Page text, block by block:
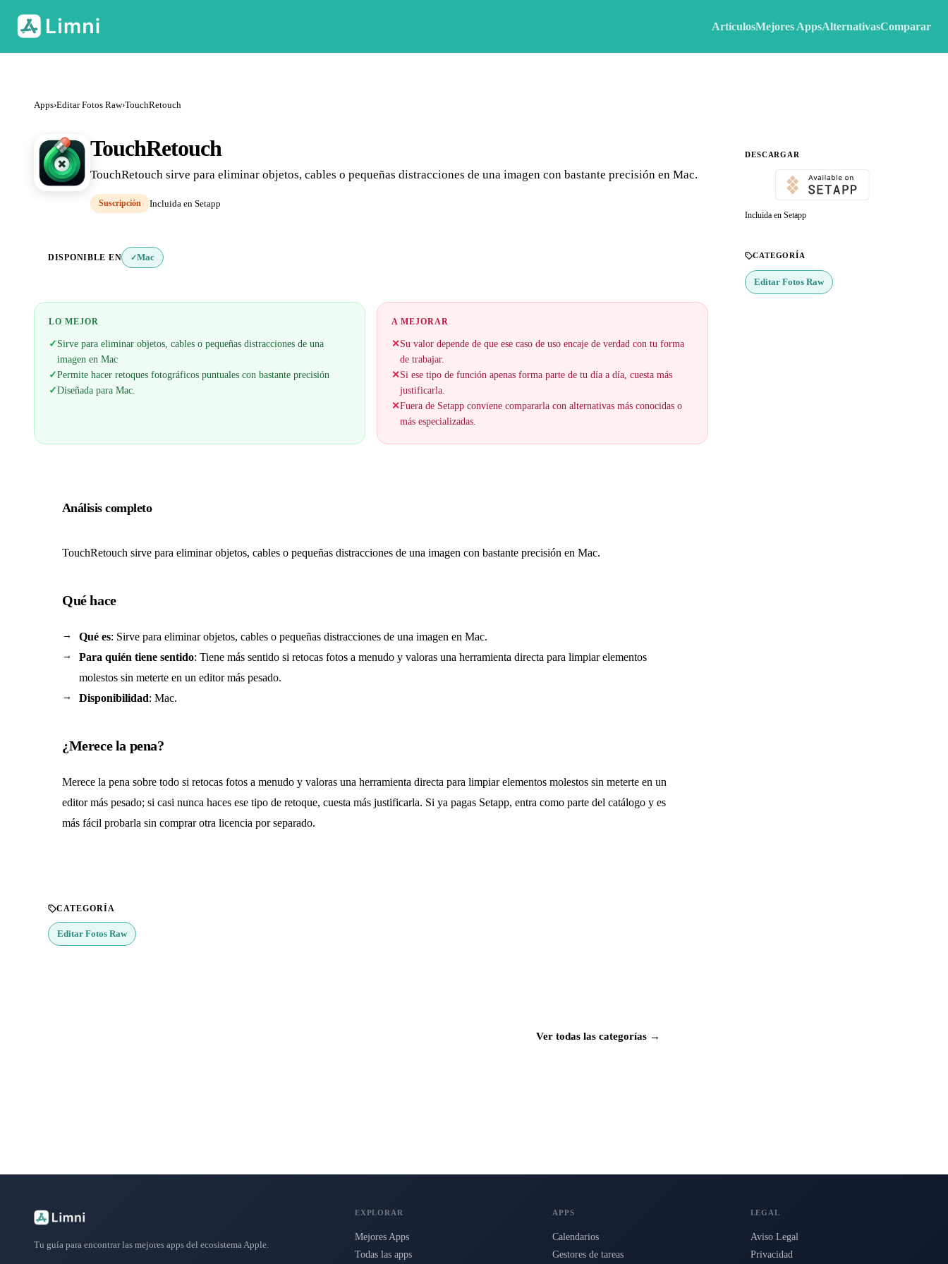
ArtículosMejores AppsAlternativasComparar
Apps›Editar Fotos Raw›TouchRetouch
TouchRetouch
TouchRetouch sirve para eliminar objetos, cables o pequeñas distracciones de una imagen con bastante precisión en Mac.
Suscripción Incluida en Setapp
DISPONIBLE EN ✓Mac
LO MEJOR
✓ Sirve para eliminar objetos, cables o pequeñas distracciones de una
imagen en Mac
✓Permite hacer retoques fotográficos puntuales con bastante precisión
✓Diseñada para Mac.
A MEJORAR
✕Su valor depende de que ese caso de uso encaje de verdad con tu forma
de trabajar.
✕Si ese tipo de función apenas forma parte de tu día a día, cuesta más
justificarla.
✕Fuera de Setapp conviene compararla con alternativas más conocidas o
más especializadas.
Análisis completo
TouchRetouch sirve para eliminar objetos, cables o pequeñas distracciones de una imagen con bastante precisión en Mac.
Qué hace
Qué es: Sirve para eliminar objetos, cables o pequeñas distracciones de una imagen en Mac.
Para quién tiene sentido: Tiene más sentido si retocas fotos a menudo y valoras una herramienta directa para limpiar elementos
molestos sin meterte en un editor más pesado.
Disponibilidad: Mac.
¿Merece la pena?
Merece la pena sobre todo si retocas fotos a menudo y valoras una herramienta directa para limpiar elementos molestos sin meterte en un
editor más pesado; si casi nunca haces ese tipo de retoque, cuesta más justificarla. Si ya pagas Setapp, entra como parte del catálogo y es
más fácil probarla sin comprar otra licencia por separado.
CATEGORÍA
Editar Fotos Raw
Ver todas las categorías →
DESCARGAR
Incluida en Setapp
CATEGORÍA
Editar Fotos Raw
Tu guía para encontrar las mejores apps del ecosistema Apple.
EXPLORAR
Mejores Apps
Todas las apps
APPS
Calendarios
Gestores de tareas
LEGAL
Aviso Legal
Privacidad